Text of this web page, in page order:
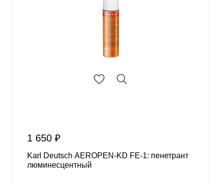
1 650 ₽
Karl Deutsch AEROPEN-KD FE-1: пенетрант
люминесцентный